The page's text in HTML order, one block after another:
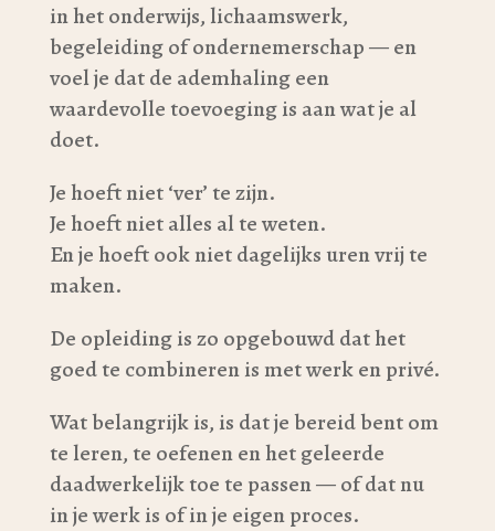
in het onderwijs, lichaamswerk,
begeleiding of ondernemerschap — en
voel je dat de ademhaling een
waardevolle toevoeging is aan wat je al
doet.
Je hoeft niet ‘ver’ te zijn.
Je hoeft niet alles al te weten.
En je hoeft ook niet dagelijks uren vrij te
maken.
De opleiding is zo opgebouwd dat het
goed te combineren is met werk en privé.
Wat belangrijk is, is dat je bereid bent om
te leren, te oefenen en het geleerde
daadwerkelijk toe te passen — of dat nu
in je werk is of in je eigen proces.